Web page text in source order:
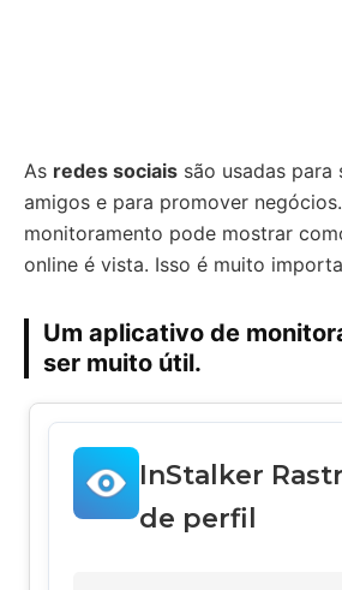
As redes sociais são usadas
amigos e para promover
monitoramento pode mostrar
online é vista. Isso é muito
Um aplicativo de
ser muito útil.
InStalker
de perfil